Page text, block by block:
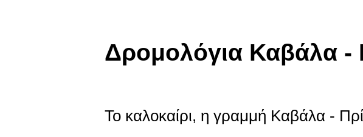
Δρομολόγια Καβάλα -
Το καλοκαίρι, η γραμμή Καβάλα -